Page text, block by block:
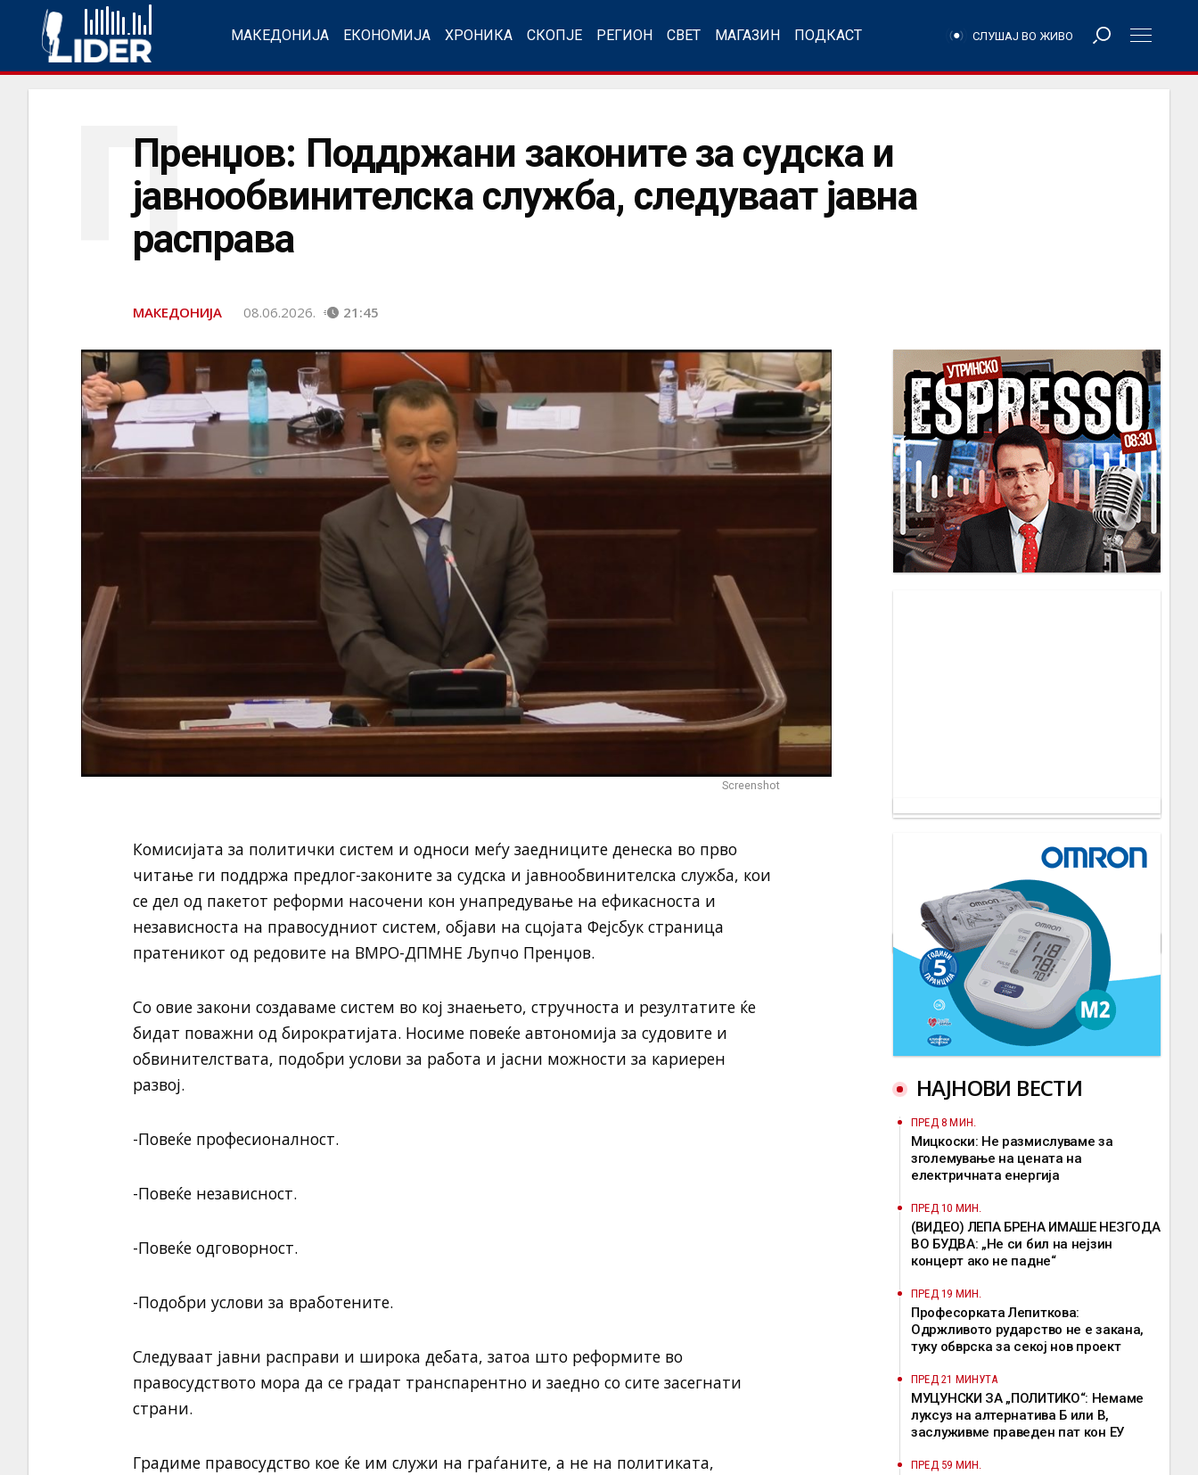
МАКЕДОНИЈА ЕКОНОМИЈА ХРОНИКА СКОПЈЕ РЕГИОН СВЕТ МАГАЗИН ПОДКАСТ СЛУШАЈ ВО ЖИВО
Пренџов: Поддржани законите за судска и
јавнообвинителска служба, следуваат јавнa
расправa
П
МАКЕДОНИЈА 08.06.2026. 21:45
Screenshot
Комисијата за политички систем и односи меѓу заедниците денеска во прво
читање ги поддржа предлог-законите за судска и јавнообвинителска служба, кои
се дел од пакетот реформи насочени кон унапредување на ефикасноста и
независноста на правосудниот систем, објави на сцојата Фејсбук страница
пратеникот од редовите на ВМРО-ДПМНЕ Љупчо Пренџов.
Со овие закони создаваме систем во кој знаењето, стручноста и резултатите ќе
бидат поважни од бирократијата. Носиме повеќе автономија за судовите и
обвинителствата, подобри услови за работа и јасни можности за кариерен
развој.
-Повеќе професионалност.
-Повеќе независност.
-Повеќе одговорност.
-Подобри услови за вработените.
Следуваат јавни расправи и широка дебата, затоа што реформите во
правосудството мора да се градат транспарентно и заедно со сите засегнати
страни.
Градиме правосудство кое ќе им служи на граѓаните, а не на политиката,
НАЈНОВИ ВЕСТИ
ПРЕД 8 МИН.
Мицкоски: Не размислуваме за
зголемување на цената на
електричната енергија
ПРЕД 10 МИН.
(ВИДЕО) ЛЕПА БРЕНА ИМАШЕ НЕЗГОДА
ВО БУДВА: „Не си бил на нејзин
концерт ако не падне“
ПРЕД 19 МИН.
Професорката Лепиткова:
Одржливото рударство не е закана,
туку обврска за секој нов проект
ПРЕД 21 МИНУТА
МУЦУНСКИ ЗА „ПОЛИТИКО“: Немаме
луксуз на алтернатива Б или В,
заслуживме праведен пат кон ЕУ
ПРЕД 59 МИН.